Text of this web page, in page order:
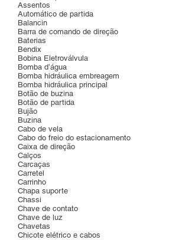
Assentos
Automático de partida
Balancin
Barra de comando de direção
Baterias
Bendix
Bobina Eletroválvula
Bomba d’água
Bomba hidráulica embreagem
Bomba hidráulica principal
Botão de buzina
Botão de partida
Bujão
Buzina
Cabo de vela
Cabo do freio do estacionamento
Caixa de direção
Calços
Carcaças
Carretel
Carrinho
Chapa suporte
Chassi
Chave de contato
Chave de luz
Chavetas
Chicote elétrico e cabos